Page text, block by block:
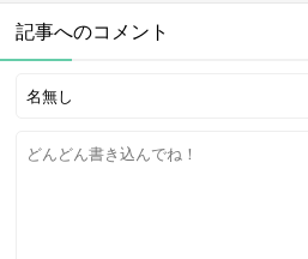
記事へのコメント